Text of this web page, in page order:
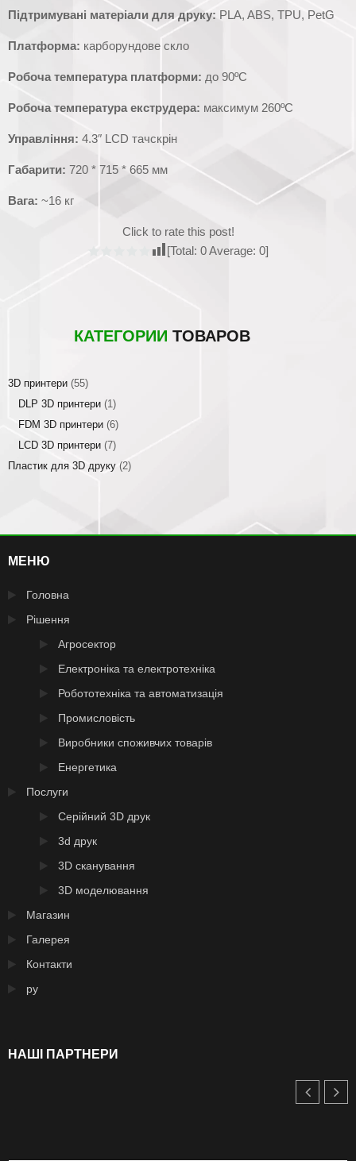
Підтримувані матеріали для друку: PLA, ABS, ТPU, PetG
Платформа: карборундове скло
Робоча температура платформи: до 90ºC
Робоча температура екструдера: максимум 260ºC
Управління: 4.3″ LCD тачскрін
Габарити: 720 * 715 * 665 мм
Вага: ~16 кг
Click to rate this post!
[Total: 0Average: 0]
КАТЕГОРИИ ТОВАРОВ
3D принтери (55)
DLP 3D принтери (1)
FDM 3D принтери (6)
LCD 3D принтери (7)
Пластик для 3D друку (2)
МЕНЮ
Головна
Рішення
Агросектор
Електроніка та електротехніка
Робототехніка та автоматизація
Промисловість
Виробники споживчих товарів
Енергетика
Послуги
Серійний 3D друк
3d друк
3D сканування
3D моделювання
Магазин
Галерея
Контакти
ру
НАШІ ПАРТНЕРИ